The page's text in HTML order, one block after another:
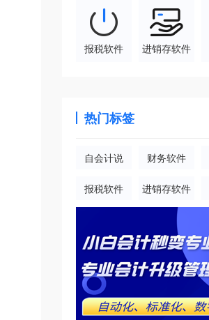
报税软件 进销存软件
热门标签
自会计说 财务软件
报税软件 进销存软件